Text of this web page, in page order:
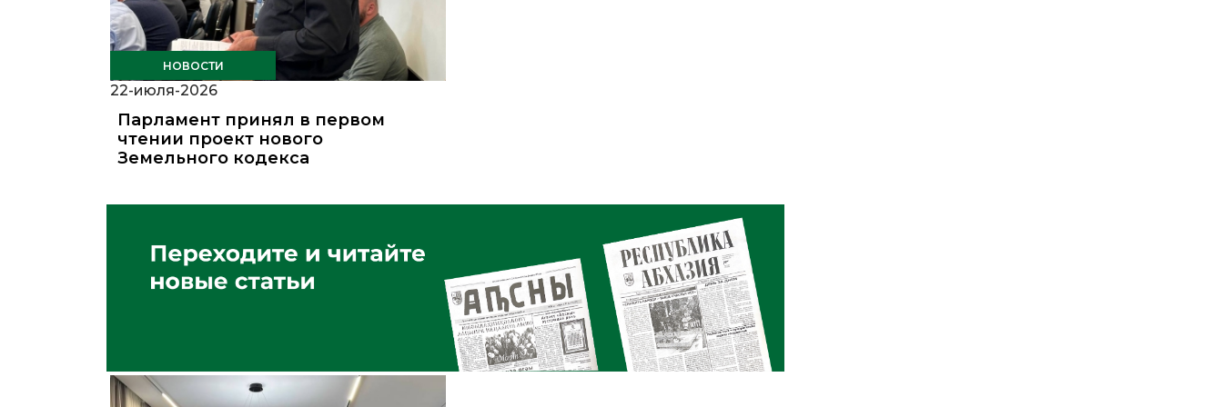
НОВОСТИ
22-июля-2026
Парламент принял в первом
чтении проект нового
Земельного кодекса